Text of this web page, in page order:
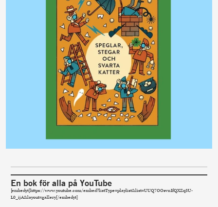
En bok för alla på YouTube
[embedyt]https://www.youtube.com/embed?listType=playlist&list=UUQ7OOsvnIfQXZq3U-
L0_ijA&layout=gallery[/embedyt]